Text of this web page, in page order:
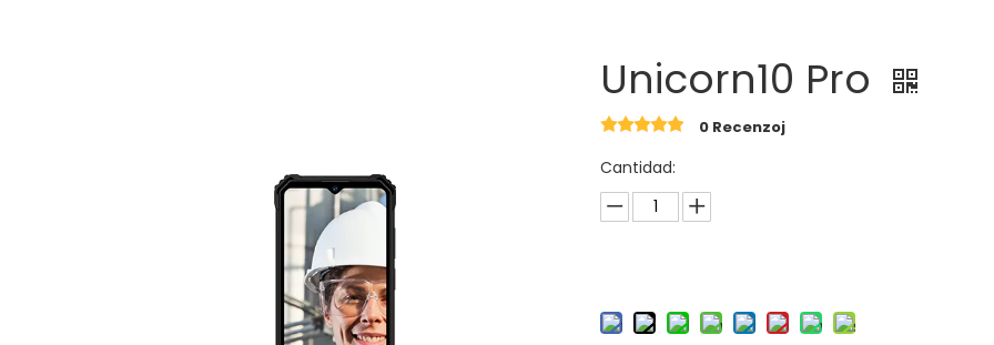
Unicorn10 Pro
0 Recenzoj
Cantidad: